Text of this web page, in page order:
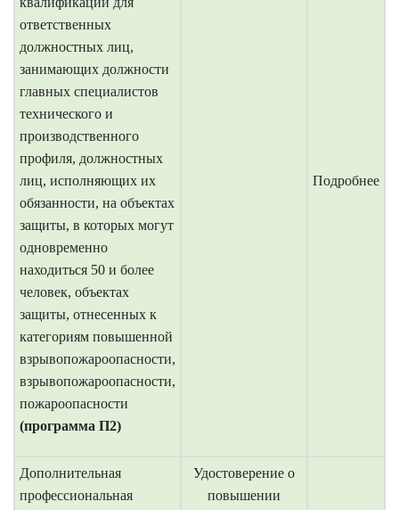
ответственных
должностных лиц,
занимающих должности
главных специалистов
технического и
производственного
профиля, должностных
лиц, исполняющих их
обязанности, на объектах
защиты, в которых могут
одновременно
находиться 50 и более
человек, объектах
защиты, отнесенных к
категориям повышенной
взрывопожароопасности,
взрывопожароопасности,
пожароопасности
(программа П2)
Подробнее
Дополнительная
профессиональная
Удостоверение о
повышении